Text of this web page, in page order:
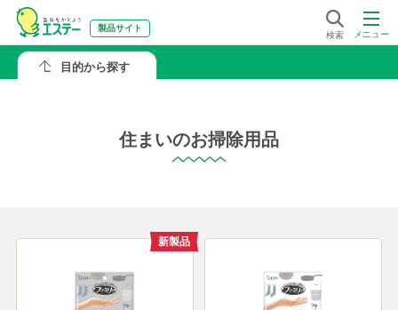
メニュー
検索
製品サイト
目的から探す
住まいのお掃除用品
新製品